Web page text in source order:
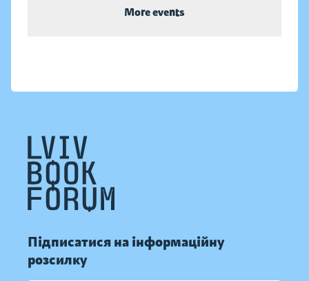
More events
Підписатися на інформаційну
розсилку